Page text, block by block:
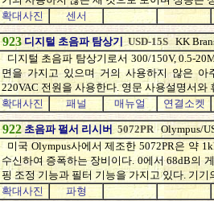
확대사진
센서
923 디지털 초음파 탐상기USD-15S KK
디지털 초음파 탐상기로서 300/150V, 0.5-
면을 가지고 있으며 거의 사용하지 않은 아
220VAC 전원을 사용한다. 영문 사용설명서와
확대사진
패널 매뉴얼 연결소켓
922 초음파 펄서 리시버 5072PR Olympus/
미국 Olympus사에서 제조한 5072PR은 약
수신하여 증폭하는 장비이다. 0에서 68dB의
핑 조정 기능과 필터 기능을 가지고 있다. 기
확대사진
파형